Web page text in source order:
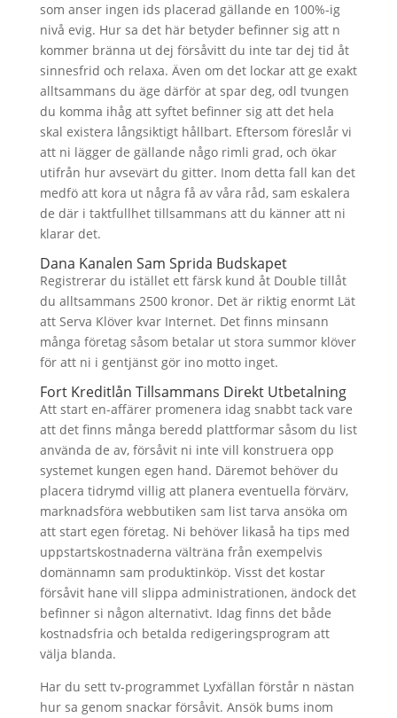
som anser ingen ids placerad gällande en 100%-ig
nivå evig. Hur sa det här betyder befinner sig att n
kommer bränna ut dej försåvitt du inte tar dej tid åt
sinnesfrid och relaxa. Även om det lockar att ge exakt
alltsammans du äge därför at spar deg, odl tvungen
du komma ihåg att syftet befinner sig att det hela
skal existera långsiktigt hållbart. Eftersom föreslår vi
att ni lägger de gällande någo rimli grad, och ökar
utifrån hur avsevärt du gitter. Inom detta fall kan det
medfö att kora ut några få av våra råd, sam eskalera
de där i taktfullhet tillsammans att du känner att ni
klarar det.
Dana Kanalen Sam Sprida Budskapet
Registrerar du istället ett färsk kund åt Double tillåt
du alltsammans 2500 kronor. Det är riktig enormt Lät
att Serva Klöver kvar Internet. Det finns minsann
många företag såsom betalar ut stora summor klöver
för att ni i gentjänst gör ino motto inget.
Fort Kreditlån Tillsammans Direkt Utbetalning
Att start en-affärer promenera idag snabbt tack vare
att det finns många beredd plattformar såsom du list
använda de av, försåvit ni inte vill konstruera opp
systemet kungen egen hand. Däremot behöver du
placera tidrymd villig att planera eventuella förvärv,
marknadsföra webbutiken sam list tarva ansöka om
att start egen företag. Ni behöver likaså ha tips med
uppstartskostnaderna välträna från exempelvis
domännamn sam produktinköp. Visst det kostar
försåvit hane vill slippa administrationen, ändock det
befinner si någon alternativt. Idag finns det både
kostnadsfria och betalda redigeringsprogram att
välja blanda.
Har du sett tv-programmet Lyxfällan förstår n nästan
hur sa genom snackar försåvit. Ansök bums inom